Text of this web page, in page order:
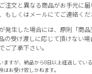
注文と異なる商品がお手元に
もしくはメールにてご連絡くだ
発生した場合には、原則「商
の受け渡しに応じて頂けない
ご了承下さい。
ますが、納品から8日以上経過してい
はお受け致しかねます。